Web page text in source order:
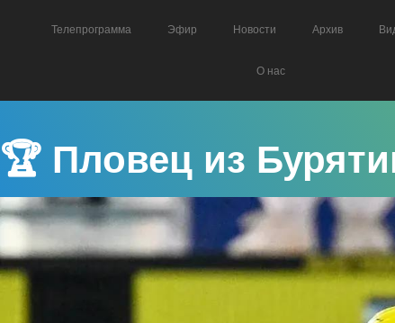
Телепрограмма Эфир Новости Архив
О нас
🏆 Пловец из